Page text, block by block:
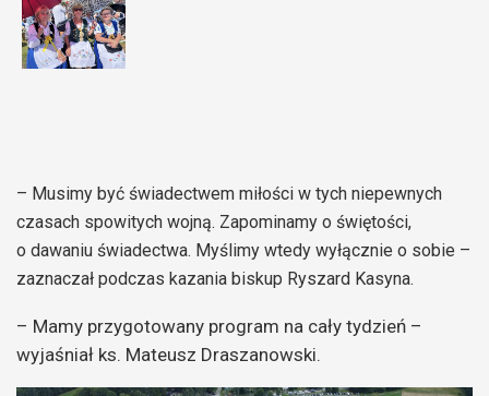
– Musimy być świadectwem miłości w tych niepewnych
czasach spowitych wojną. Zapominamy o świętości,
o dawaniu świadectwa. Myślimy wtedy wyłącznie o sobie –
zaznaczał podczas kazania biskup Ryszard Kasyna.
– Mamy przygotowany program na cały tydzień –
wyjaśniał ks. Mateusz Draszanowski.